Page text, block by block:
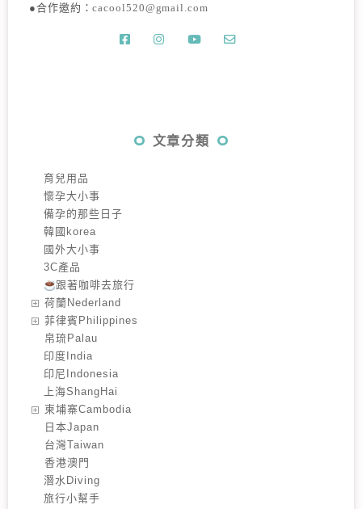
●合作邀約：cacool520@gmail.com
文章分類
育兒用品
懷孕大小事
備孕的那些日子
韓國korea
國外大小事
3C產品
跟著咖啡去旅行
️荷蘭Nederland
️菲律賓Philippines
️帛琉Palau
印度India
印尼Indonesia
上海ShangHai
️柬埔寨Cambodia
️日本Japan
️台灣Taiwan
️香港澳門
潛水Diving
旅行小幫手